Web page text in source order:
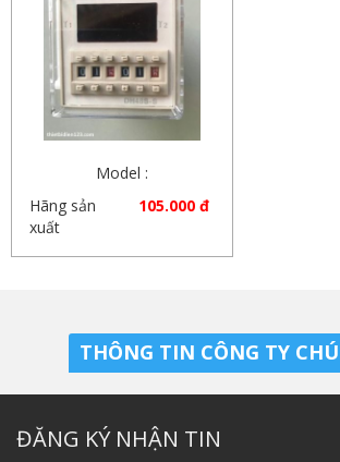
Model :
Hãng sản
xuất
105.000 đ
THÔNG TIN CÔNG TY
ĐĂNG KÝ NHẬN TIN